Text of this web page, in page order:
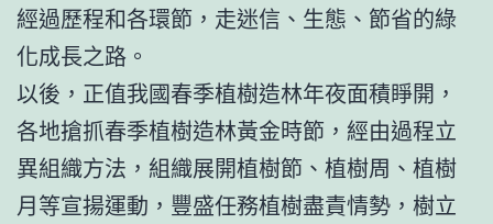
經過歷程和各環節，走迷信、生態、節省的綠
化成長之路。
以後，正值我國春季植樹造林年夜面積睜開，
各地搶抓春季植樹造林黃金時節，經由過程立
異組織方法，組織展開植樹節、植樹周、植樹
月等宣揚運動，豐盛任務植樹盡責情勢，樹立